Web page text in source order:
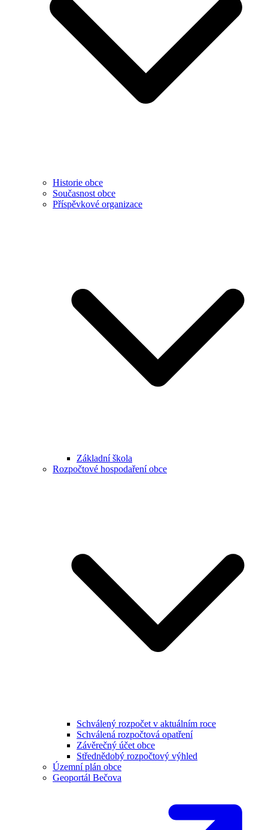
Historie obce
Současnost obce
Příspěvkové organizace
Základní škola
Rozpočtové hospodaření obce
Schválený rozpočet v aktuálním roce
Schválená rozpočtová opatření
Závěrečný účet obce
Střednědobý rozpočtový výhled
Územní plán obce
Geoportál Bečova